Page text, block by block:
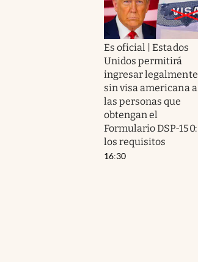
Es oficial | Estados
Unidos permitirá
ingresar legalmente
sin visa americana a
las personas que
obtengan el
Formulario DSP-150:
los requisitos
16:30